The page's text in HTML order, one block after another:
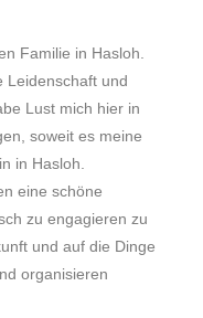
Familie in Hasloh.
Leidenschaft und
Lust mich hier in
soweit es meine
in Hasloh.
eine schöne
zu engagieren zu
und auf die Dinge
organisieren